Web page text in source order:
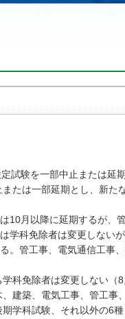
試験を一部中止または延
たは一部延期とし、新た
10月以降に延期するが、
学科免除者は変更しない
。管工事、電気通信工事
科免除者は変更しない（
建築、電気工事、管工事
学科試験、それ以外の6